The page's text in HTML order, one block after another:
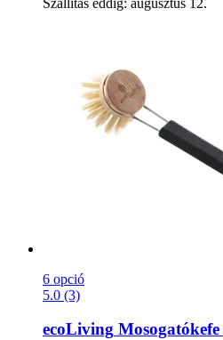
6 opció
5.0 (3)
ecoLiving